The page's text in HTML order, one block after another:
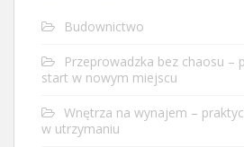
Budownictwo
Przeprowadzka bez chaosu –
start w nowym miejscu
Wnętrza na wynajem –
w utrzymaniu